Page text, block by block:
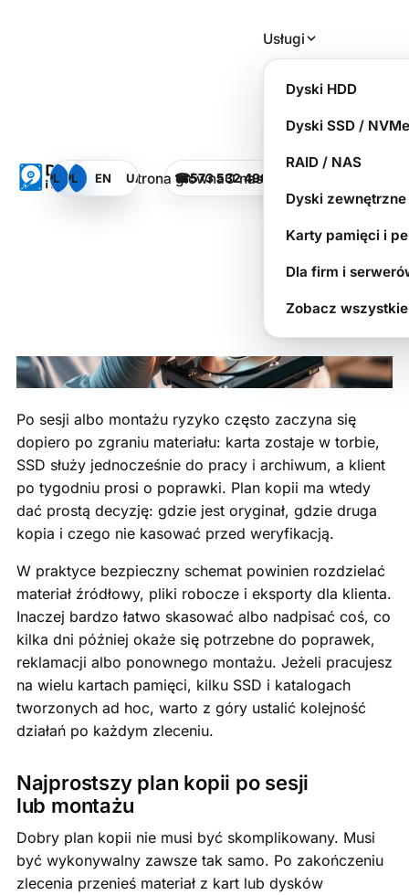
Dysk i Spółka - Laboratorium Odzyskiwania Danych
PL EN UA Strona głównaO nas
Usługi
Dyski HDD
Dyski SSD / NVMe
RAID / NAS
Dyski zewnętrzne
Karty pamięci i
Dla firm i
Zobacz wszystkie
PL EN UA ☎573 532 490
Plan kopii po zleceniu
i operatora wideo
Po sesji albo montażu ryzyko często zaczyna się
dopiero po zgraniu materiału: karta zostaje w torbie,
SSD służy jednocześnie do pracy i archiwum, a klient
po tygodniu prosi o poprawki. Plan kopii ma wtedy
dać prostą decyzję: gdzie jest oryginał, gdzie druga
kopia i czego nie kasować przed weryfikacją.
W praktyce bezpieczny schemat powinien rozdzielać
materiał źródłowy, pliki robocze i eksporty dla klienta.
Inaczej bardzo łatwo skasować albo nadpisać coś, co
kilka dni później okaże się potrzebne do poprawek,
reklamacji albo ponownego montażu. Jeżeli pracujesz
na wielu kartach pamięci, kilku SSD i katalogach
tworzonych ad hoc, warto z góry ustalić kolejność
działań po każdym zleceniu.
Najprostszy plan kopii po sesji
lub montażu
Dobry plan kopii nie musi być skomplikowany. Musi
być wykonywalny zawsze tak samo. Po zakończeniu
zlecenia przenieś materiał z kart lub dysków